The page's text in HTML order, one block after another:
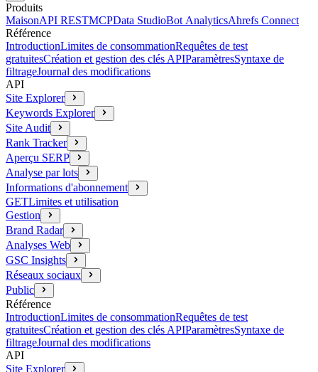
Produits
MaisonAPI RESTMCPData StudioBot AnalyticsAhrefs Connect
Référence
IntroductionLimites de consommationRequêtes de test
gratuitesCréation et gestion des clés APIParamètresSyntaxe de
filtrageJournal des modifications
API
Site Explorer
Keywords Explorer
Site Audit
Rank Tracker
Aperçu SERP
Analyse par lots
Informations d'abonnement
GETLimites et utilisation
Gestion
Brand Radar
Analyses Web
GSC Insights
Réseaux sociaux
Public
Référence
IntroductionLimites de consommationRequêtes de test
gratuitesCréation et gestion des clés APIParamètresSyntaxe de
filtrageJournal des modifications
API
Site Explorer